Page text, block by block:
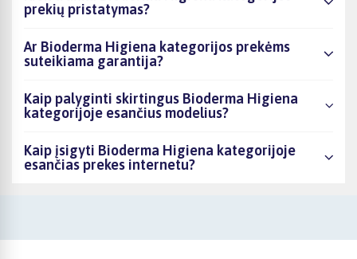
prekių pristatymas?
Ar Bioderma Higiena kategorijos prekėms
suteikiama garantija?
Kaip palyginti skirtingus Bioderma Higiena
kategorijoje esančius modelius?
Kaip įsigyti Bioderma Higiena kategorijoje
esančias prekes internetu?